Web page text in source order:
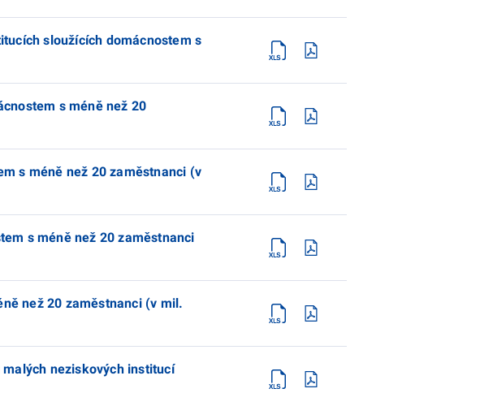
sloužících domácnostem s
s méně než 20
s méně než 20 zaměstnanci (v
s méně než 20 zaměstnanci
než 20 zaměstnanci (v mil.
neziskových institucí